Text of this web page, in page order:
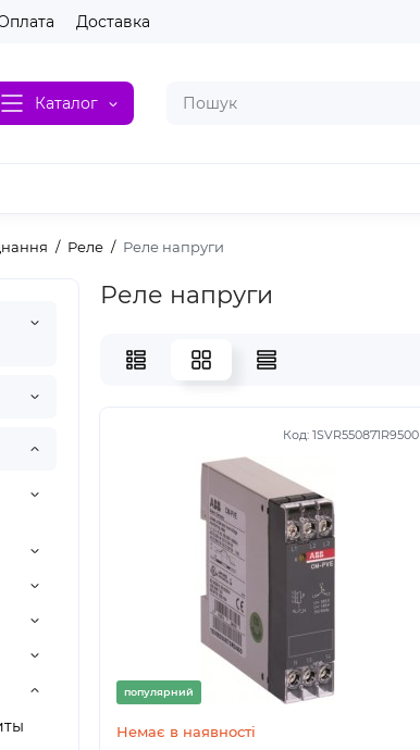
Доставка
Каталог
Реле Реле напруги
Реле напруги
Код: 1SVR550871R9500
популярний
Немає в наявності